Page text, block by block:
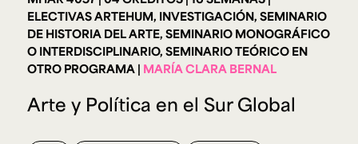
Arte y Política en el Sur Global
ELECTIVAS ARTEHUM, INVESTIGACIÓN, SEMINARIO
DE HISTORIA DEL ARTE, SEMINARIO MONOGRÁFICO
O INTERDISCIPLINARIO, SEMINARIO TEÓRICO EN
OTRO PROGRAMA
MARÍA CLARA BERNAL